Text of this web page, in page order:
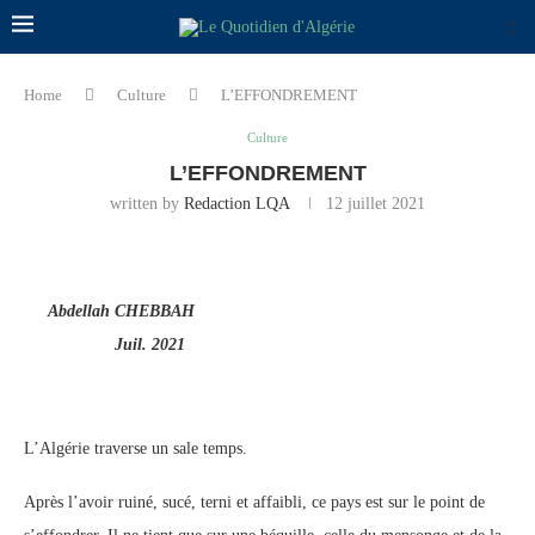
Home Culture L’EFFONDREMENT
Culture
L’EFFONDREMENT
written by Redaction LQA 12 juillet 2021
Abdellah CHEBBAH
Juil. 2021
L’Algérie traverse un sale temps.
Après l’avoir ruiné, sucé, terni et affaibli, ce pays est sur le point de